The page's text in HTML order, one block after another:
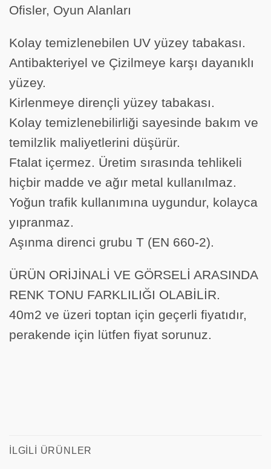
Ofisler, Oyun Alanları
Kolay temizlenebilen UV yüzey tabakası.
Antibakteriyel ve Çizilmeye karşı dayanıklı
yüzey.
Kirlenmeye dirençli yüzey tabakası.
Kolay temizlenebilirliği sayesinde bakım ve
temilzlik maliyetlerini düşürür.
Ftalat içermez. Üretim sırasında tehlikeli
hiçbir madde ve ağır metal kullanılmaz.
Yoğun trafik kullanımına uygundur, kolayca
yıpranmaz.
Aşınma direnci grubu T (EN 660-2).
ÜRÜN ORİJİNALİ VE GÖRSELİ ARASINDA
RENK TONU FARKLILIĞI OLABİLİR.
40m2 ve üzeri toptan için geçerli fiyatıdır,
perakende için lütfen fiyat sorunuz.
İLGILI ÜRÜNLER